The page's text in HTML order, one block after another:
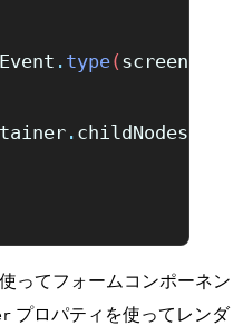
. type( screen
. childNodes
ってフォームコンポーネン
プロパティを使ってレンダ